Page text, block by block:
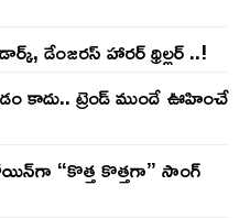
డేంజరస్ హారర్ థ్రిల్లర్ ..!
కాదు.. ట్రెండ్‌ ముందే ఊహించే
“కొత్త కొత్తగా” సాంగ్